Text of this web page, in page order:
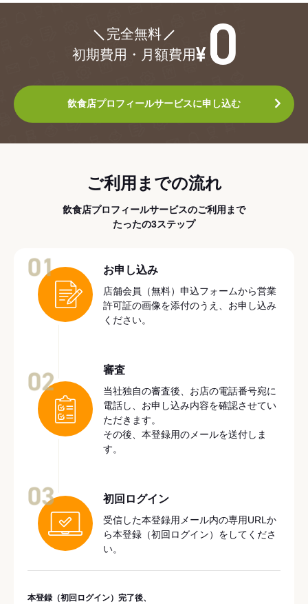
完全無料
初期費用・月額費用
飲食店プロフィールサービスに申し込む
ご利用までの流れ
飲食店プロフィールサービスのご利用まで
たったの3ステップ
お申し込み
店舗会員（無料）申込フォームから営業
許可証の画像を添付のうえ、お申し込み
ください。
審査
当社独自の審査後、お店の電話番号宛に
電話し、お申し込み内容を確認させてい
ただきます。
その後、本登録用のメールを送付しま
す。
初回ログイン
受信した本登録用メール内の専用URLか
ら本登録（初回ログイン）をしてくださ
い。
本登録（初回ログイン）完了後、